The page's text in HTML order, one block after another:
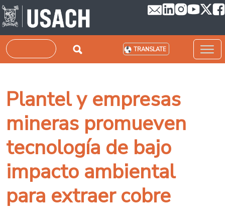
Skip to main content
Search TRANSLATE
Plantel y empresas
mineras promueven
tecnología de bajo
impacto ambiental
para extraer cobre